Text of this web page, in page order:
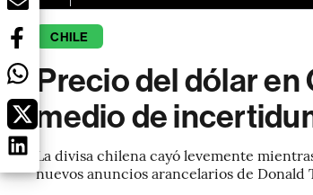
CHILE
Precio del dólar en
medio de
La divisa chilena cayó levemente
nuevos anuncios arancelarios de Donald